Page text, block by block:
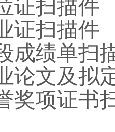
证扫描件
证扫描件
成绩单扫
论文及拟
奖项证书